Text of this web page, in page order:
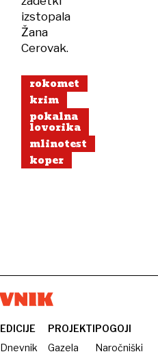
izstopala
Žana
Cerovak.
rokomet
krim
pokalna
lovorika
mlinotest
koper
EDICIJE
Dnevnik
PROJEKTI
Gazela
POGOJI
Naročniški